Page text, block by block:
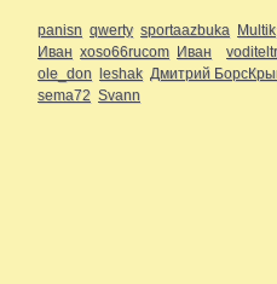
panisn qwerty sportaazbuka Multik
Иван xoso66rucom Иван
ole_don leshak Дмитрий
sema72 Svann